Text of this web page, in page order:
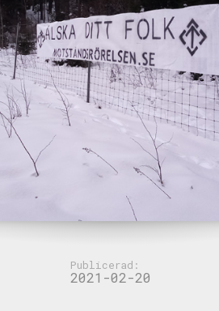
Publicerad:
2021-02-20